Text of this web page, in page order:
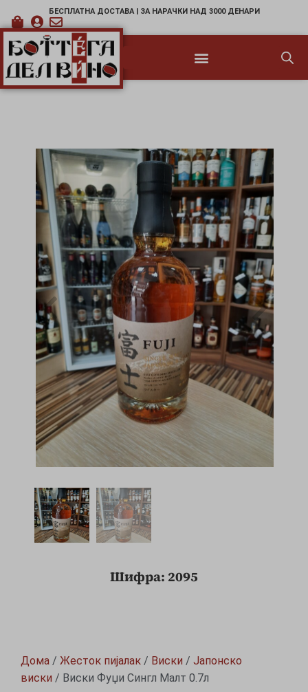
БЕСПЛАТНА ДОСТАВА | ЗА НАРАЧКИ НАД 3000 ДЕНАРИ
Шифра: 2095
Дома / Жесток пијалак / Виски / Јапонско
виски / Виски Фуџи Сингл Малт 0.7л